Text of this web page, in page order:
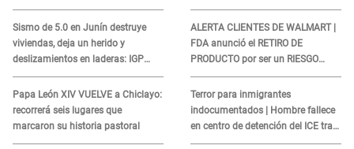
Sismo de 5.0 en Junín destruye
viviendas, deja un herido y
deslizamientos en laderas: IGP
alerta sobre posibles réplicas
Papa León XIV VUELVE a Chiclayo:
recorrerá seis lugares que
marcaron su historia pastoral
ALERTA CLIENTES DE WALMART |
FDA anunció el RETIRO DE
PRODUCTO por ser un RIESGO
MORTAL para consumidores: ¿Cuál
es?
Terror para inmigrantes
indocumentados | Hombre fallece
en centro de detención del ICE tras
sufrir una "emergencia médica"